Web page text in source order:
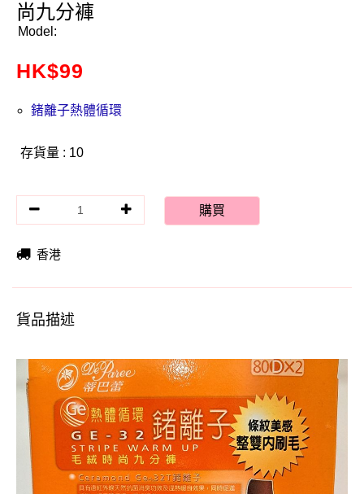
尚九分褲
Model:
HK$99
鍺離子熱體循環
存貨量 : 10
購買
香港
貨品描述